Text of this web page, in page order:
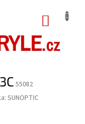
55082
SUNOPTIC